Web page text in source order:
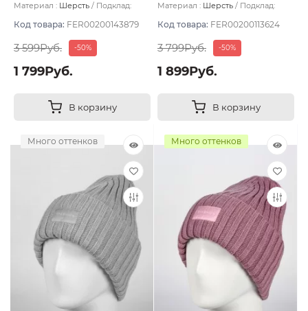
Материал : Шерсть
Подклад:
Код товара: FER00200143879
3 599Руб. -50%
1 799Руб.
В корзину
Материал : Шерсть
Подклад:
Код товара: FER00200113624
3 799Руб. -50%
1 899Руб.
В корзину
Много оттенков Много оттенков